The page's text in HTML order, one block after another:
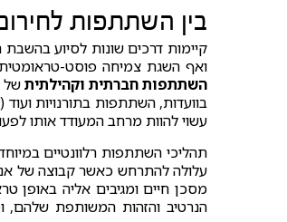
בין השתתפות
קיימות דרכים שונות לסיוע
ואף השגת צמיחה פוסט-
השתתפות חברתית וקהילתיתשל
עשוי להוות מרחב המעודד אותו
תהליכי השתתפות רלוונטיים
עלולה להתרחש כאשר קבוצה של
מסכן חיים ומגיבים אליה באופן
הנרטיב והזהות המשותפת שלהם,